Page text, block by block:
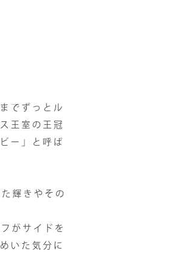
でずっとル
王室の王冠
ー」と呼ば
輝きやその
がサイドを
いた気分に